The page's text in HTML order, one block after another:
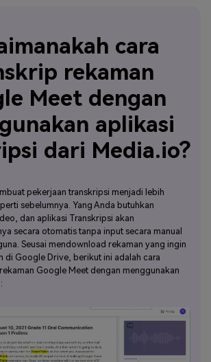
cara
rekaman
Meet dengan
aplikasi
dari Media.io?
pekerjaan transkripsi menjadi lebih
sebelumnya. Yang Anda butuhkan
dan aplikasi Transkripsi akan
secara otomatis tanpa input secara manual
Seusai mendownload rekaman yang ingin
di Google Drive, berikut ini adalah cara
Google Meet dengan menggunakan